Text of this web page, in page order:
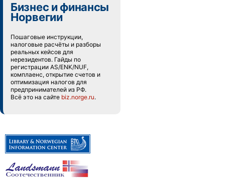
Бизнес и финансы
Норвегии
Пошаговые инструкции,
налоговые расчёты и разборы
реальных кейсов для
нерезидентов. Гайды по
регистрации AS/ENK/NUF,
комплаенс, открытие счетов и
оптимизация налогов для
предпринимателей из РФ.
Всё это на сайте biz.norge.ru.